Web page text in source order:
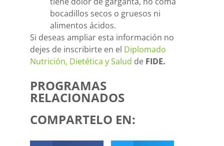
bocadillos secos o gruesos ni
alimentos ácidos.
Si deseas ampliar esta información no
dejes de inscribirte en el Diplomado
Nutrición, Dietética y Salud de FIDE.
PROGRAMAS
RELACIONADOS
COMPARTELO EN: